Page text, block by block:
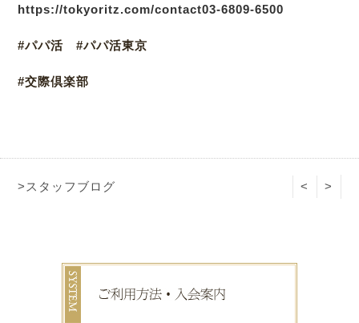
https://tokyoritz.com/contact03-6809-6500
#パパ活 #パパ活東京
#交際倶楽部
>スタッフブログ < >